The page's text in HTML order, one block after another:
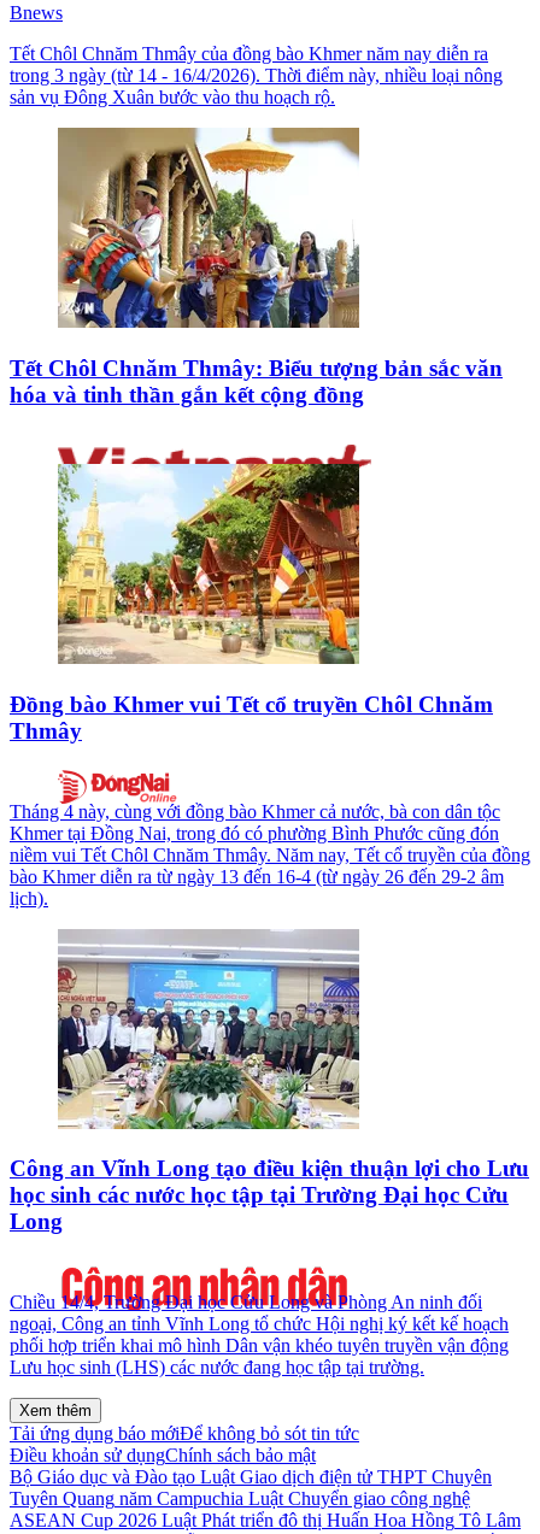
Bnews
Tết Chôl Chnăm Thmây của đồng bào Khmer năm nay diễn ra
trong 3 ngày (từ 14 - 16/4/2026). Thời điểm này, nhiều loại nông
sản vụ Đông Xuân bước vào thu hoạch rộ.
Tết Chôl Chnăm Thmây: Biểu tượng bản sắc văn
hóa và tinh thần gắn kết cộng đồng
Đồng bào Khmer vui Tết cổ truyền Chôl Chnăm
Thmây
Tháng 4 này, cùng với đồng bào Khmer cả nước, bà con dân tộc
Khmer tại Đồng Nai, trong đó có phường Bình Phước cũng đón
niềm vui Tết Chôl Chnăm Thmây. Năm nay, Tết cổ truyền của đồng
bào Khmer diễn ra từ ngày 13 đến 16-4 (từ ngày 26 đến 29-2 âm
lịch).
Công an Vĩnh Long tạo điều kiện thuận lợi cho Lưu
học sinh các nước học tập tại Trường Đại học Cửu
Long
Chiều 14/4, Trường Đại học Cửu Long và Phòng An ninh đối
ngoại, Công an tỉnh Vĩnh Long tổ chức Hội nghị ký kết kế hoạch
phối hợp triển khai mô hình Dân vận khéo tuyên truyền vận động
Lưu học sinh (LHS) các nước đang học tập tại trường.
Xem thêm
Tải ứng dụng báo mớiĐể không bỏ sót tin tức
Điều khoản sử dụngChính sách bảo mật
Bộ Giáo dục và Đào tạo Luật Giao dịch điện tử THPT Chuyên
Tuyên Quang năm Campuchia Luật Chuyển giao công nghệ
ASEAN Cup 2026 Luật Phát triển đô thị Huấn Hoa Hồng Tô Lâm